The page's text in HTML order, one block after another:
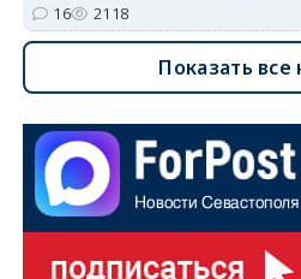
16 2118
Показать все